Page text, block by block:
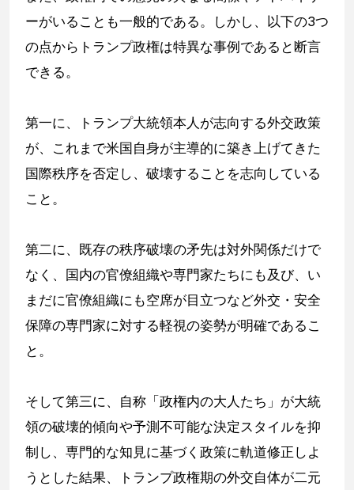
ーがいることも一般的である。しかし、以下の3つ
の点からトランプ政権は特異な事例であると断言
できる。
第一に、トランプ大統領本人が志向する外交政策
が、これまで米国自身が主導的に築き上げてきた
国際秩序を否定し、破壊することを志向している
こと。
第二に、既存の秩序破壊の矛先は対外関係だけで
なく、国内の官僚組織や専門家たちにも及び、い
まだに官僚組織にも空席が目立つなど外交・安全
保障の専門家に対する軽視の姿勢が明確であるこ
と。
そして第三に、自称「政権内の大人たち」が大統
領の破壊的傾向や予測不可能な決定スタイルを抑
制し、専門的な知見に基づく政策に軌道修正しよ
うとした結果、トランプ政権期の外交自体が二元